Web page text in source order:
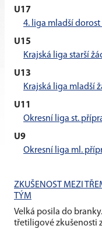
U17
4. liga mladší dorost
U15
Krajská liga starší
U13
Krajská liga mladší
U11
Okresní liga st.
U9
Okresní liga ml.
ZKUŠENOST MEZI
TÝM
Velká posila do
třetiligové zkušenosti